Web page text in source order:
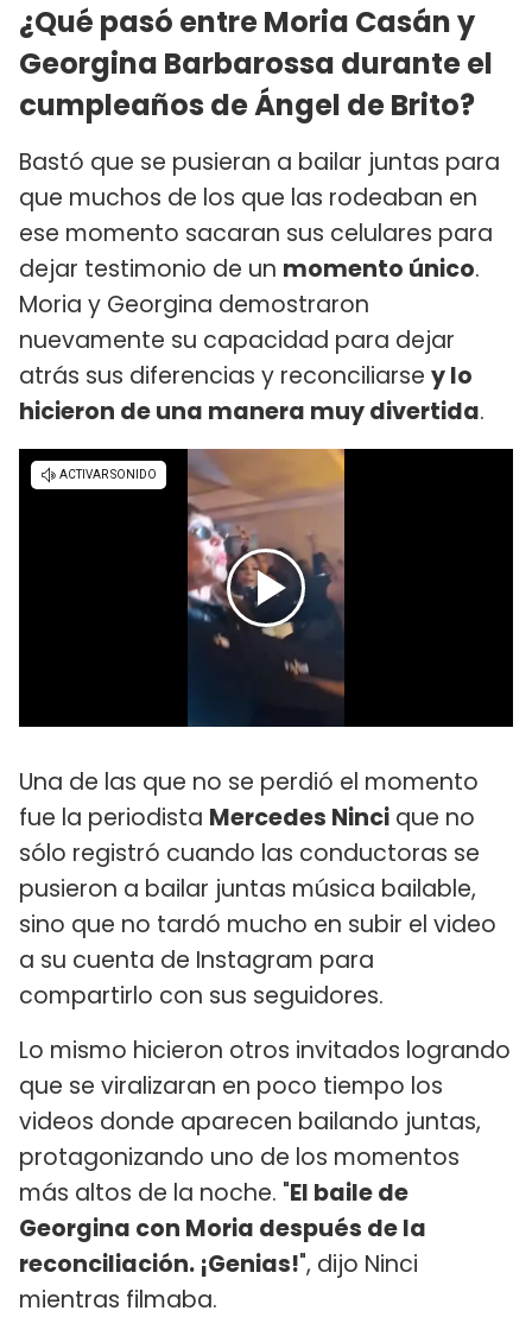
¿Qué pasó entre Moria Casán y
Georgina Barbarossa durante el
cumpleaños de Ángel de Brito?
Bastó que se pusieran a bailar juntas para
que muchos de los que las rodeaban en
ese momento sacaran sus celulares para
dejar testimonio de un momento único.
Moria y Georgina demostraron
nuevamente su capacidad para dejar
atrás sus diferencias y reconciliarse y lo
hicieron de una manera muy divertida.
Una de las que no se perdió el momento
fue la periodista Mercedes Ninci que no
sólo registró cuando las conductoras se
pusieron a bailar juntas música bailable,
sino que no tardó mucho en subir el video
a su cuenta de Instagram para
compartirlo con sus seguidores.
Lo mismo hicieron otros invitados logrando
que se viralizaran en poco tiempo los
videos donde aparecen bailando juntas,
protagonizando uno de los momentos
más altos de la noche. "El baile de
Georgina con Moria después de la
reconciliación. ¡Genias!", dijo Ninci
mientras filmaba.